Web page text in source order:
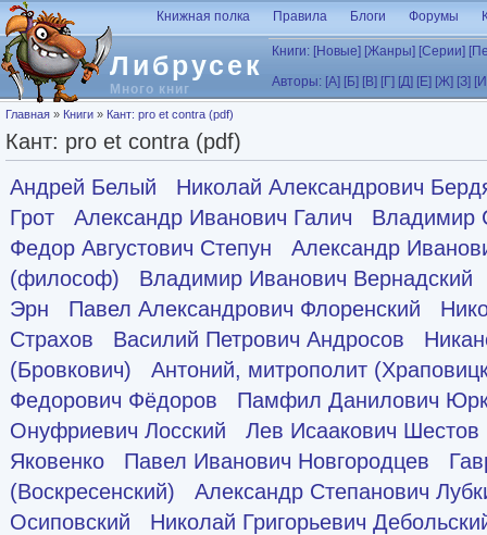
Перейти к основному содержанию
Либрусек
Много книг
Книжная полка Правила Блоги Форумы
Книги: [Новые] [Жанры] [Серии]
Авторы: [А] [Б] [В] [Г] [Д] [Е] [Ж] [З]
Вы здесь
Главная » Книги » Кант: pro et contra (pdf)
Кант: pro et contra (pdf)
Андрей Белый
Николай Александрович
Грот
Александр Иванович Галич
Владимир
Федор Августович Степун
Александр
(философ)
Владимир Иванович Вернадский
Эрн
Павел Александрович Флоренский
Страхов
Василий Петрович Андросов
(Бровкович)
Антоний, митрополит
Федорович Фёдоров
Памфил Данилович
Онуфриевич Лосский
Лев Исаакович Шестов
Яковенко
Павел Иванович Новгородцев
(Воскресенский)
Александр Степанович
Осиповский
Николай Григорьевич